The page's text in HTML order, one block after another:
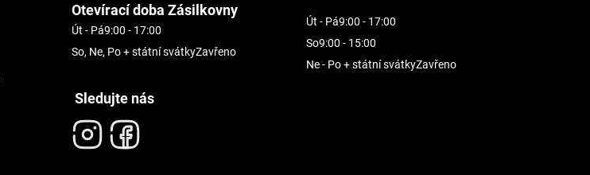
Otevírací doba Zásilkovny
Út - Pá9:00 - 17:00
So, Ne, Po + státní svátkyZavřeno
Sledujte nás
Út - Pá9:00 - 17:00
So9:00 - 15:00
Ne - Po + státní svátkyZavřeno